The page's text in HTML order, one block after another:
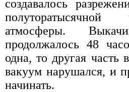
создавалось
атмосферы.
продолжалось 48
одна, то другая часть
вакуум нарушался, и
начинать.